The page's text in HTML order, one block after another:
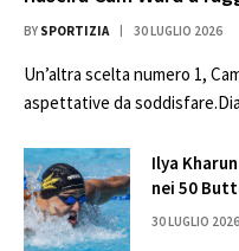
BY SPORTIZIA 30 LUGLIO 2026
Un’altra scelta numero 1,
aspettative da
Ilya
nei 50
30 LUGLIO 2026